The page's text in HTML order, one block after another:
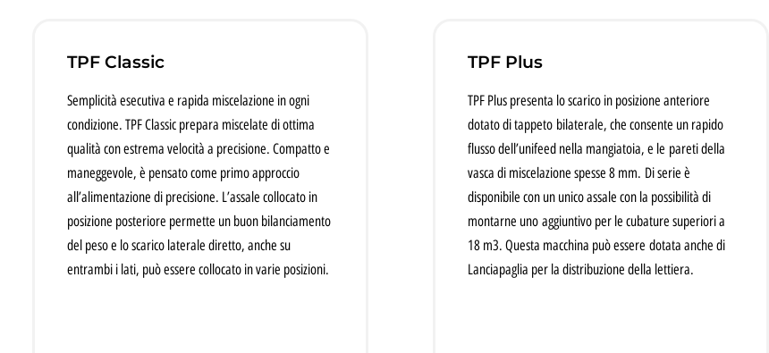
TPF Classic
Semplicità esecutiva e rapida miscelazione in ogni
condizione. TPF Classic prepara miscelate di ottima
qualità con estrema velocità a precisione. Compatto e
maneggevole, è pensato come primo approccio
all’alimentazione di precisione. L’assale collocato in
posizione posteriore permette un buon bilanciamento
del peso e lo scarico laterale diretto, anche su
entrambi i lati, può essere collocato in varie posizioni.
TPF Plus
TPF Plus presenta lo scarico in posizione anteriore
dotato di tappeto bilaterale, che consente un rapido
flusso dell’unifeed nella mangiatoia, e le pareti della
vasca di miscelazione spesse 8 mm. Di serie è
disponibile con un unico assale con la possibilità di
montarne uno aggiuntivo per le cubature superiori a
18 m3. Questa macchina può essere dotata anche di
Lanciapaglia per la distribuzione della lettiera.